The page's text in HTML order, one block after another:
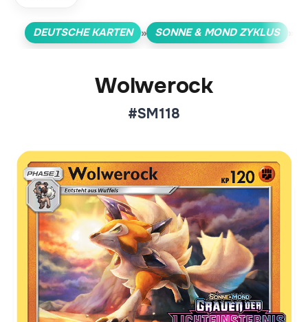
DEUTSCHE KARTEN » SONNE & MOND ZYKLUS
Wolwerock
#SM118
Aktueller Marktpreis
€11,74
Holofoil